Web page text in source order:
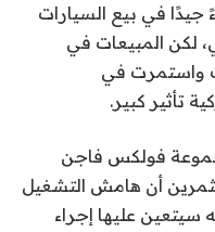
في بيع السيارات
لكن المبيعات في
واستمرت في
تأثير كبير.
فولكس فاجن
أن هامش التشغيل
سيتعين عليها إجراء